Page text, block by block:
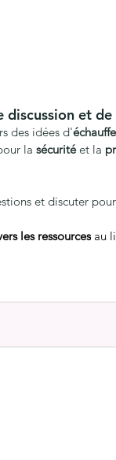
discussion et
des idées d'
la sécurité et la
et discuter
les ressources au